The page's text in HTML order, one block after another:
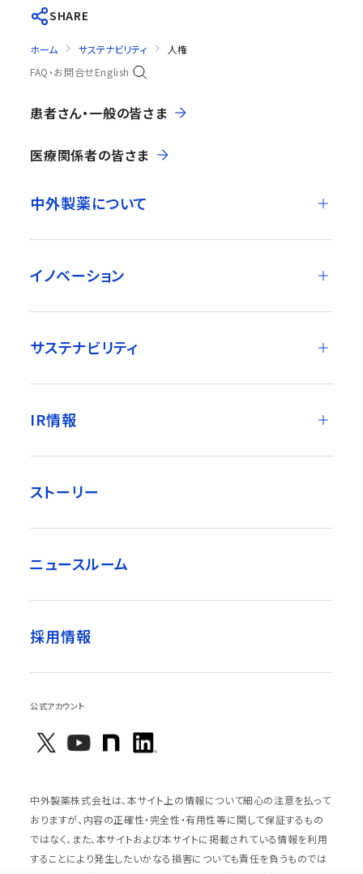
SHARE
ホーム サステナビリティ
人権
FAQ・お問合せEnglish
患者さん・一般の皆さま
医療関係者の皆さま
中外製薬について
イノベーション
サステナビリティ
IR情報
ストーリー
ニュースルーム
採用情報
公式アカウント
中外製薬株式会社は、本サイト上の情報について細心の注意を払って
おりますが、内容の正確性・完全性・有用性等に関して保証するもの
ではなく、また、本サイトおよび本サイトに掲載されている情報を利用
することにより発生したいかなる損害についても責任を負うものでは